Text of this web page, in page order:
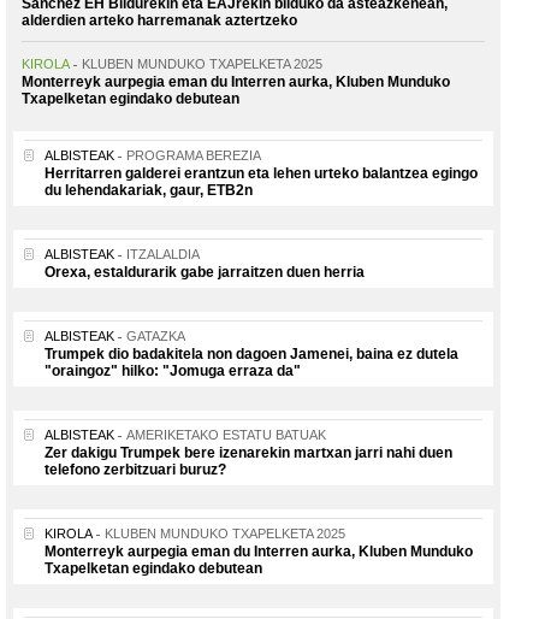
Sanchez EH Bildurekin eta EAJrekin bilduko da asteazkenean,
alderdien arteko harremanak aztertzeko
KIROLA KLUBEN MUNDUKO TXAPELKETA 2025
Monterreyk aurpegia eman du Interren aurka, Kluben Munduko
Txapelketan egindako debutean
ALBISTEAK PROGRAMA BEREZIA
Herritarren galderei erantzun eta lehen urteko balantzea egingo
du lehendakariak, gaur, ETB2n
ALBISTEAK ITZALALDIA
Orexa, estaldurarik gabe jarraitzen duen herria
ALBISTEAK GATAZKA
Trumpek dio badakitela non dagoen Jamenei, baina ez dutela
"oraingoz" hilko: "Jomuga erraza da"
ALBISTEAK AMERIKETAKO ESTATU BATUAK
Zer dakigu Trumpek bere izenarekin martxan jarri nahi duen
telefono zerbitzuari buruz?
KIROLA KLUBEN MUNDUKO TXAPELKETA 2025
Monterreyk aurpegia eman du Interren aurka, Kluben Munduko
Txapelketan egindako debutean